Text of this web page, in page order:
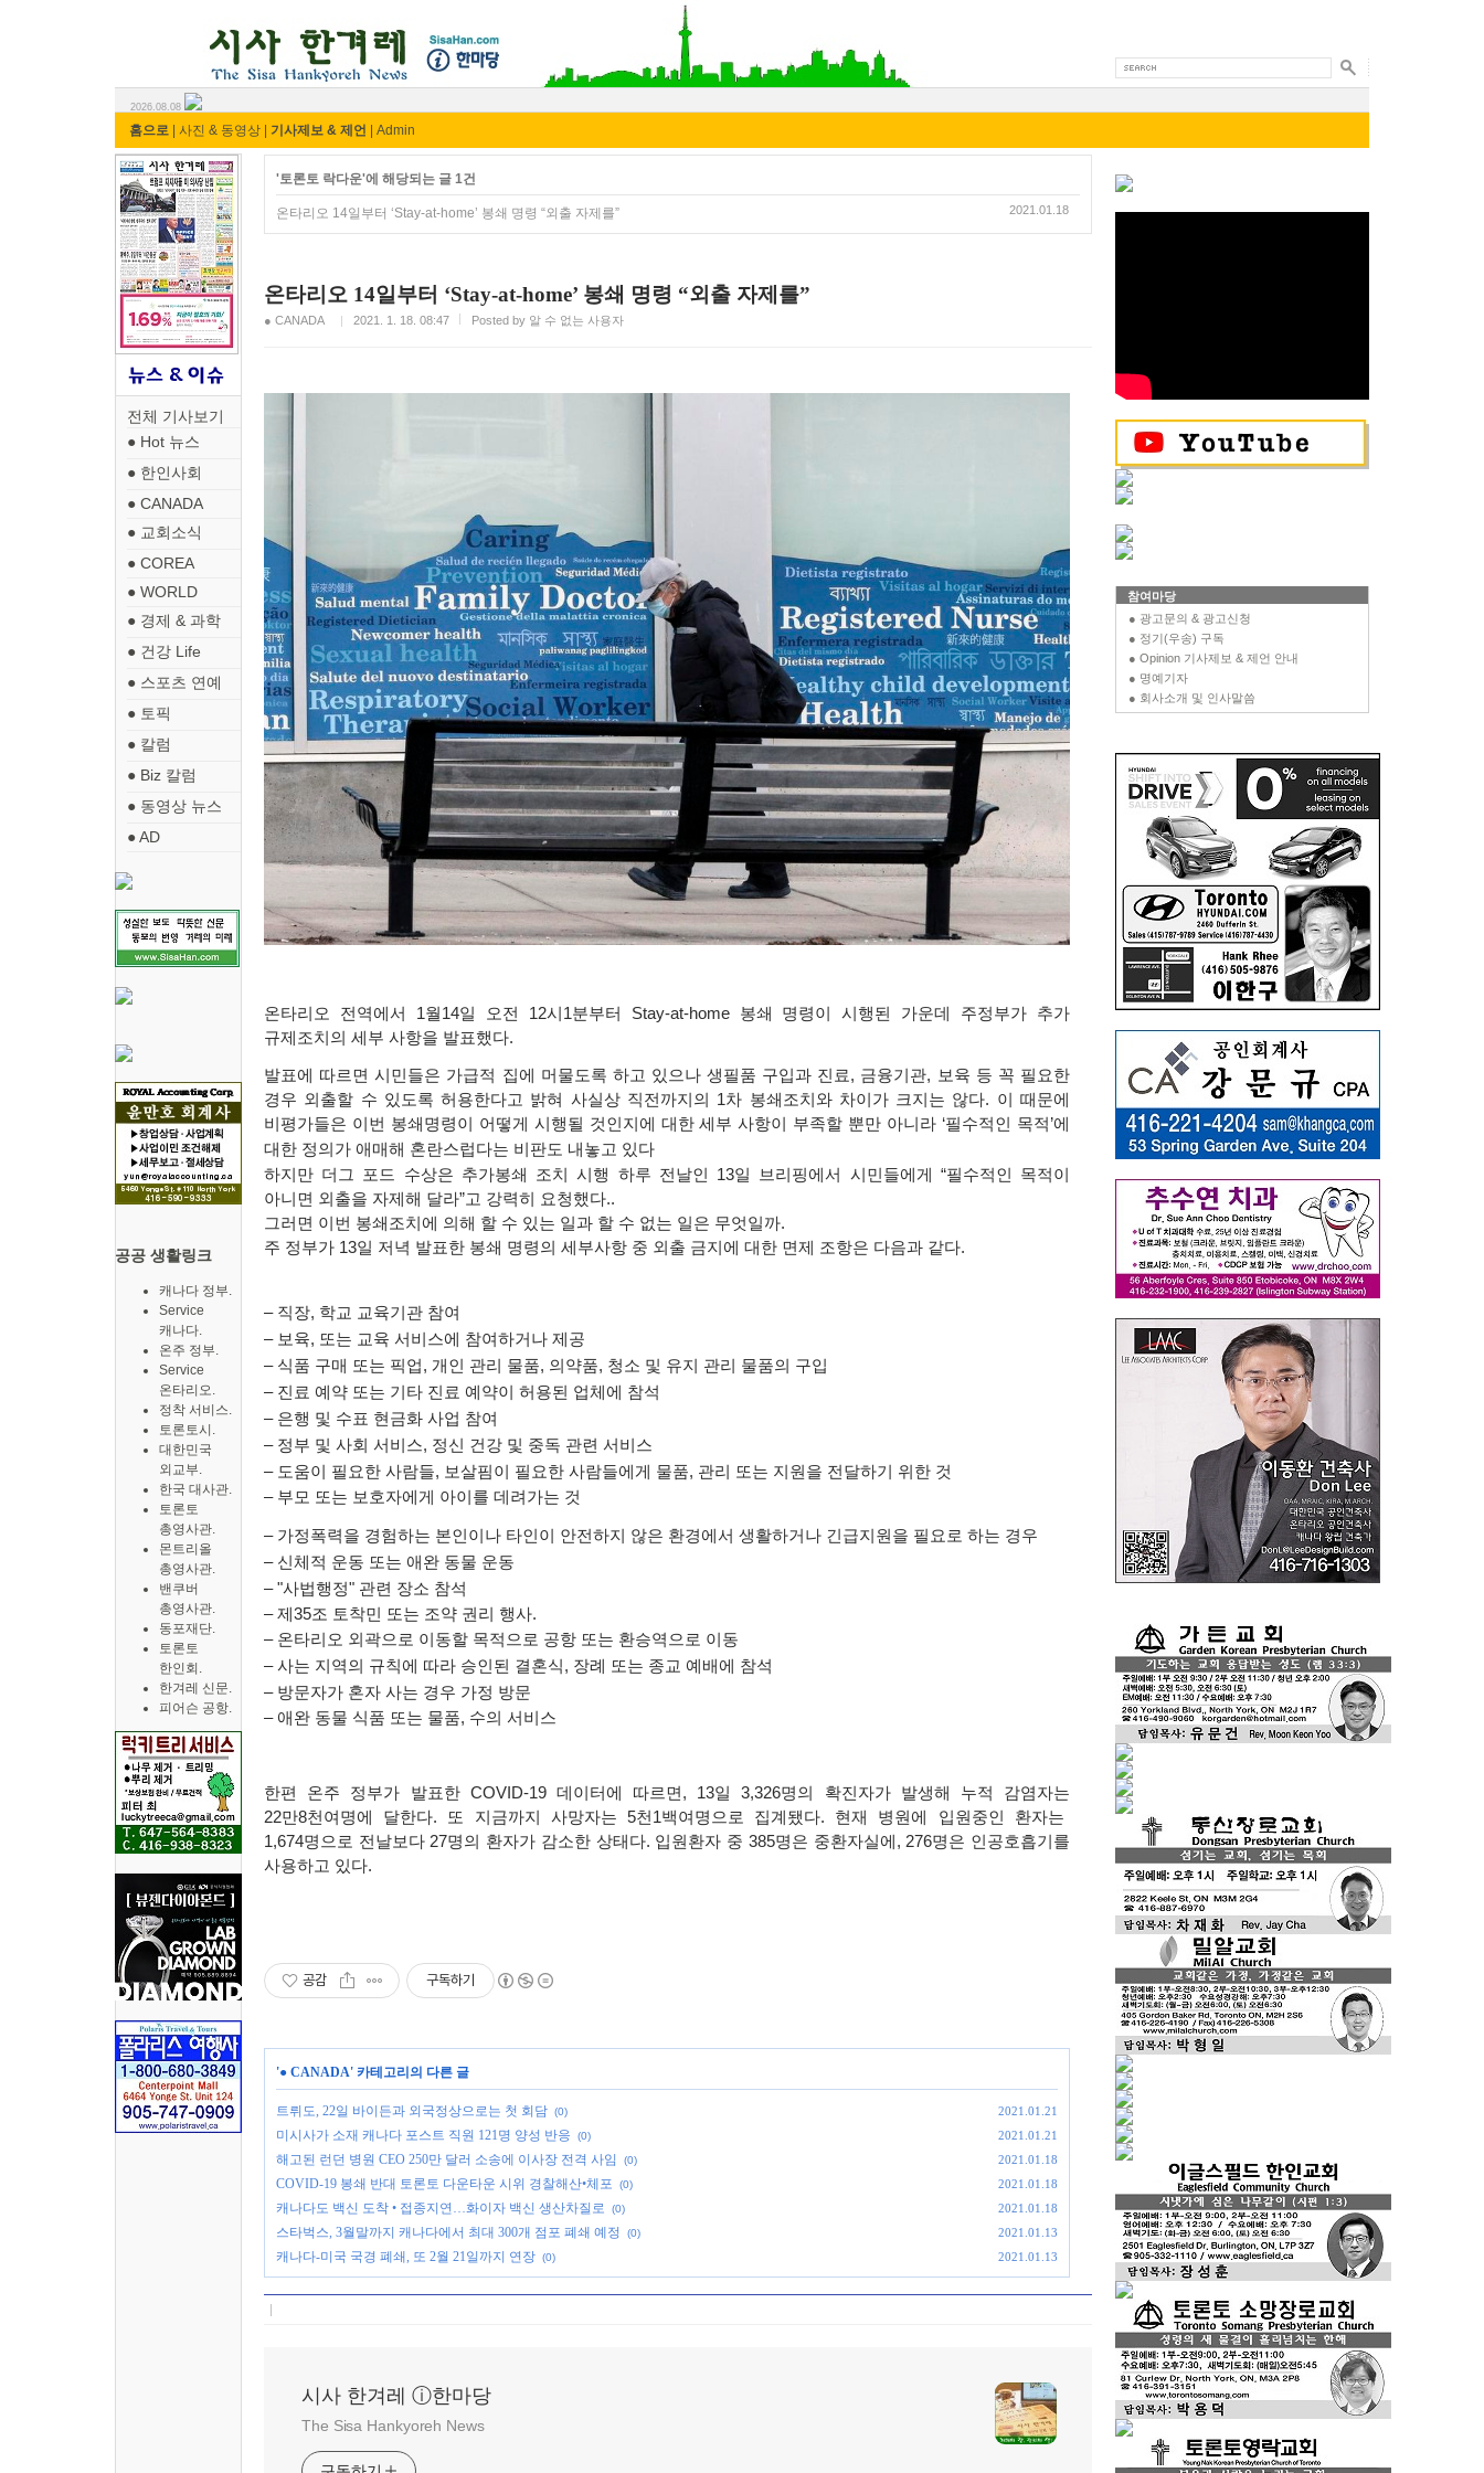
2026.08.08
홈으로 사진 & 동영상 기사제보 & 제언 Admin
전체 기사보기
● Hot 뉴스
● 한인사회
● CANADA
● 교회소식
● COREA
● WORLD
● 경제 & 과학
● 건강 Life
● 스포츠 연예
● 토픽
● 칼럼
● Biz 칼럼
● 동영상 뉴스
● AD
공공 생활링크
캐나다 정부.
Service
캐나다.
온주 정부.
Service
온타리오.
정착 서비스.
토론토시.
대한민국
외교부.
한국 대사관.
토론토
총영사관.
몬트리올
총영사관.
밴쿠버
총영사관.
동포재단.
토론토
한인회.
한겨레 신문.
피어슨 공항.
'토론토 락다운'에 해당되는 글 1건
2021.01.18
온타리오 14일부터 ‘Stay-at-home’ 봉쇄 명령 “외출 자제를”
온타리오 14일부터 ‘Stay-at-home’ 봉쇄 명령 “외출 자제를”
● CANADA 2021. 1. 18. 08:47 Posted by 알 수 없는 사용자
온타리오 전역에서 1월14일 오전 12시 1분부터 Stay-at-home 봉쇄 명령이 시행된 가운데 주정부가 추가
규제조치의 세부 사항을 발표했다.
발표에 따르면 시민들은 가급적 집에 머물도록 하고 있으나 생필품 구입과 진료, 금융기관, 보육 등 꼭 필요한
경우 외출할 수 있도록 허용한다고 밝혀 사실상 직전까지의
1차 봉쇄조치와 차이가 크지는 않다. 이 때문에
비평가들은 이번 봉쇄명령이 어떻게 시행될 것인지에 대한 세부 사항이 부족할 뿐만 아니라 ‘필수적인 목적’에
대한 정의가 애매해 혼란스럽다는 비판도 내놓고 있다
하지만 더그 포드 수상은 추가봉쇄 조치 시행 하루 전날인 13일 브리핑에서 시민들에게 “필수적인 목적이
아니면 외출을 자제해 달라”고 강력히 요청했다..
그러면 이번 봉쇄조치에 의해 할 수 있는 일과 할 수 없는 일은 무엇일까.
주 정부가 13일 저녁 발표한 봉쇄 명령의 세부사항 중 외출 금지에 대한 면제 조항은 다음과 같다.
– 직장, 학교 교육기관 참여
– 보육, 또는 교육 서비스에 참여하거나 제공
– 식품 구매 또는 픽업, 개인 관리 물품, 의약품, 청소 및 유지 관리 물품의 구입
– 진료 예약 또는 기타 진료 예약이 허용된 업체에 참석
– 은행 및 수표 현금화 사업 참여
– 정부 및 사회 서비스, 정신 건강 및 중독 관련 서비스
– 도움이 필요한 사람들, 보살핌이 필요한 사람들에게 물품, 관리 또는 지원을 전달하기 위한 것
– 부모 또는 보호자에게 아이를 데려가는 것
– 가정폭력을 경험하는 본인이나 타인이 안전하지 않은 환경에서 생활하거나 긴급지원을 필요로 하는 경우
– 신체적 운동 또는 애완 동물 운동
– "사법행정" 관련 장소 참석
–제 35조 토착민 또는 조약 권리 행사.
– 온타리오 외곽으로 이동할 목적으로 공항 또는 환승역으로 이동
–사는 지역의 규칙에 따라 승인된 결혼식, 장례 또는 종교 예배에 참석
– 방문자가 혼자 사는 경우 가정 방문
–애완 동물 식품 또는 물품, 수의 서비스
한편 온주 정부가 발표한 COVID-19 데이터에 따르면 , 13일 3,326명의 확진자가 발생해 누적 감염자는
22만8천여명에 달한다. 또 지금까지 사망자는 5천 1백여명으로 집계됐다. 현재 병원에 입원중인 환자는
1,674명으로 전날보다27명의 환자가 감소한 상태다. 입원환자 중 385명은 중환자실에 , 276명은 인공호흡기를
사용하고 있다.
공감 구독하기
'● CANADA' 카테고리의 다른 글
트뤼도, 22일 바이든과 외국정상으로는 첫 회담 (0) 2021.01.21
미시사가 소재 캐나다 포스트 직원 121명 양성 반응 (0) 2021.01.21
해고된 런던 병원 CEO 250만 달러 소송에 이사장 전격 사임 (0) 2021.01.18
COVID-19 봉쇄 반대 토론토 다운타운 시위 경찰해산•체포 (0) 2021.01.18
캐나다도 백신 도착 • 접종지연…화이자 백신 생산차질로 (0) 2021.01.18
스타벅스, 3월말까지 캐나다에서 최대 300개 점포 폐쇄 예정 (0) 2021.01.13
캐나다-미국 국경 폐쇄, 또 2월 21일까지 연장 (0) 2021.01.13
시사 한겨레 ⓘ한마당
The Sisa Hankyoreh News
참여마당
● 광고문의 & 광고신청
● 정기(우송) 구독
● Opinion 기사제보 & 제언 안내
● 명예기자
● 회사소개 및 인사말씀